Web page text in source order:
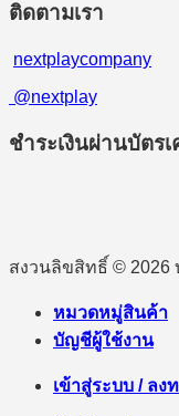
ติดตามเรา
nextplaycompany
@nextplay
ชำระเงินผ่านบัตร
สงวนลิขสิทธิ์ © 2026
หมวดหมู่สินค้า
บัญชีผู้ใช้งาน
เข้าสู่ระบบ / ลง